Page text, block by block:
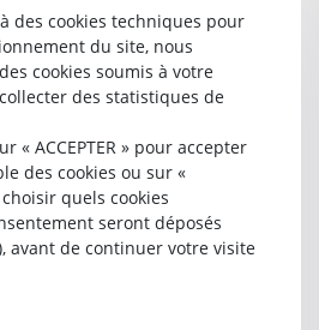
THUAULT
09 80
Retour
des cookies techniques pour
du site, nous
cookies soumis à votre
des statistiques de
« ACCEPTER » pour accepter
des cookies ou sur «
choisir quels cookies
seront déposés
avant de continuer votre visite